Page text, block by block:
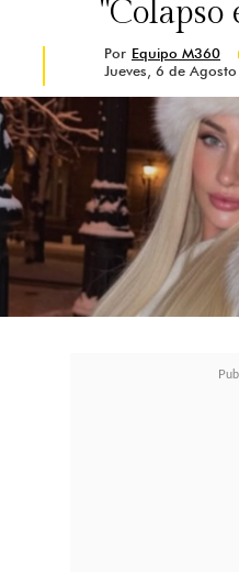
"Colapso
Por Equipo M360
Jueves, 6 de